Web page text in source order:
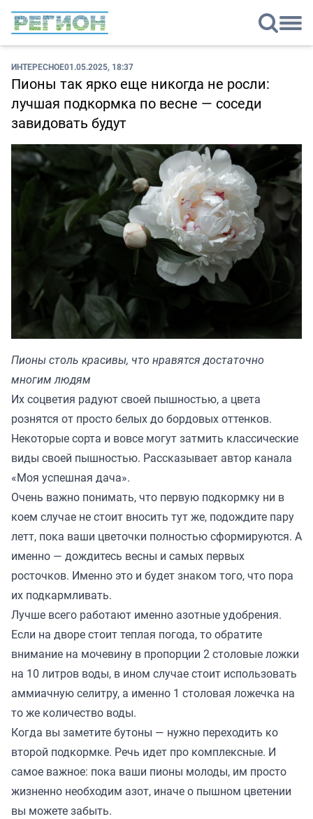
ИНТЕРЕСНОЕ01.05.2025, 18:37
Пионы так ярко еще никогда не росли:
лучшая подкормка по весне — соседи
завидовать будут
Пионы столь красивы, что нравятся достаточно
многим людям
Их соцветия радуют своей пышностью, а цвета
рознятся от просто белых до бордовых оттенков.
Некоторые сорта и вовсе могут затмить классические
виды своей пышностью. Рассказывает автор канала
«Моя успешная дача».
Очень важно понимать, что первую подкормку ни в
коем случае не стоит вносить тут же, подождите пару
летт, пока ваши цветочки полностью сформируются. А
именно — дождитесь весны и самых первых
росточков. Именно это и будет знаком того, что пора
их подкармливать.
Лучше всего работают именно азотные удобрения.
Если на дворе стоит теплая погода, то обратите
внимание на мочевину в пропорции 2 столовые ложки
на 10 литров воды, в ином случае стоит использовать
аммиачную селитру, а именно 1 столовая ложечка на
то же количество воды.
Когда вы заметите бутоны — нужно переходить ко
второй подкормке. Речь идет про комплексные. И
самое важное: пока ваши пионы молоды, им просто
жизненно необходим азот, иначе о пышном цветении
вы можете забыть.